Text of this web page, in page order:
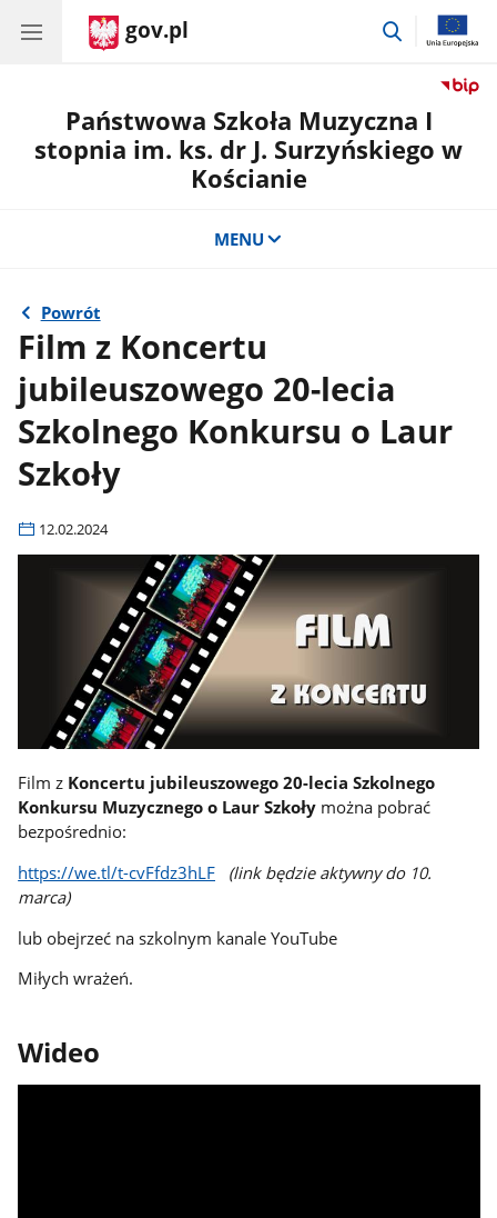
gov.pl
przejdź
Państwowa Szkoła Muzyczna I
stopnia im. ks. dr J. Surzyńskiego w
Kościanie
MENU
Powrót
Film z Koncertu
jubileuszowego 20-lecia
Szkolnego Konkursu o Laur
Szkoły
12.02.2024
Film z Koncertu jubileuszowego 20-lecia Szkolnego
Konkursu Muzycznego o Laur Szkoły można pobrać
bezpośrednio:
https://we.tl/t-cvFfdz3hLF
(link będzie aktywny do 10.
marca)
lub obejrzeć na szkolnym kanale YouTube
Miłych wrażeń.
Wideo